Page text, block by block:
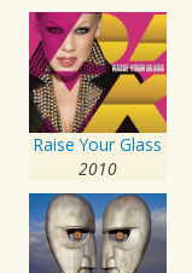
Raise Your Glass
2010